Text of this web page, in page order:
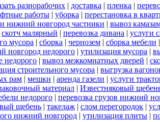
разнорабочих | доставка | пленка |
работы | уборка | перестановка в
нижний новгород частники | вывоз
скотч малярный | перевозка дивана | услуги
мусора | сборка | чернозем | сборка мебели |
новгород недорого | утилизация мусора |
недорого | вывоз межкомнатных дверей |
строительного мусора | выгрузка
рам | мешки | аренда газели | услуги
материал | Известняковый
недорого | перевозка грузов нижний
щебень | такелаж | слом перегородок |
нижний новгород | утилизация плиты |